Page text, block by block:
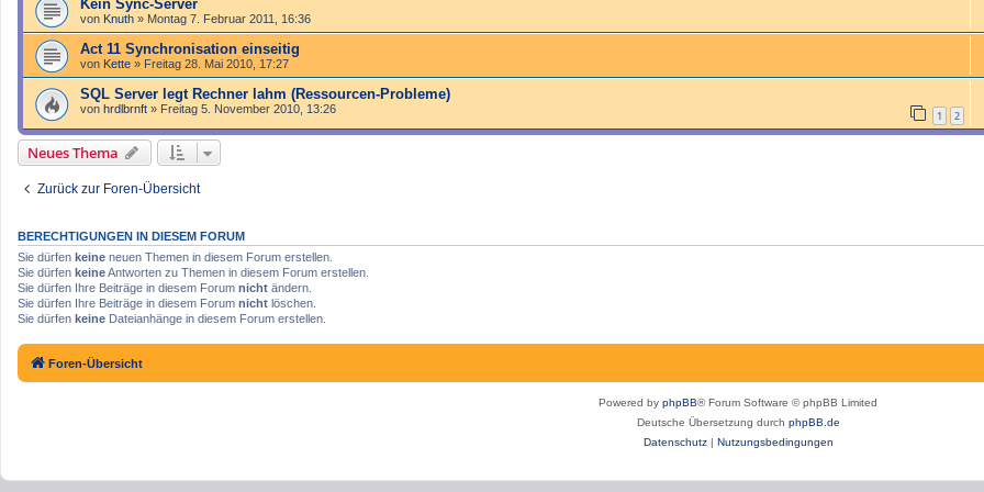
Kein Sync-Server
von Knuth » Montag 7. Februar 2011, 16:36
Act 11 Synchronisation einseitig
von Kette » Freitag 28. Mai 2010, 17:27
SQL Server legt Rechner lahm (Ressourcen-Probleme)
von hrdlbrnft » Freitag 5. November 2010, 13:26 1 2
Neues Thema
Zurück zur Foren-Übersicht
BERECHTIGUNGEN IN DIESEM FORUM
Sie dürfen keine neuen Themen in diesem Forum erstellen.
Sie dürfen keineAntworten zu Themen in diesem Forum erstellen.
Sie dürfen Ihre Beiträge in diesem Forum nicht ändern.
Sie dürfen Ihre Beiträge in diesem Forum nicht löschen.
Sie dürfen keine Dateianhänge in diesem Forum erstellen.
Foren-Übersicht
Powered by phpBB® Forum Software © phpBB Limited
Deutsche Übersetzung durch phpBB.de
Datenschutz| Nutzungsbedingungen